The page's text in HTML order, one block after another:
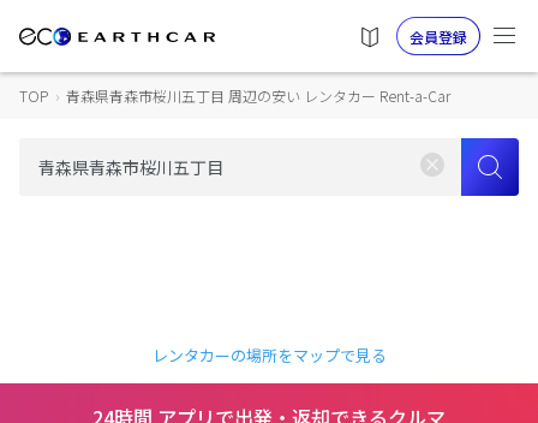
会員登録
TOP › 青森県青森市桜川五丁目 周辺の安い レンタカー Rent-a-Car
レンタカーの場所をマップで見る
24時間 アプリで出発・返却できるクルマ